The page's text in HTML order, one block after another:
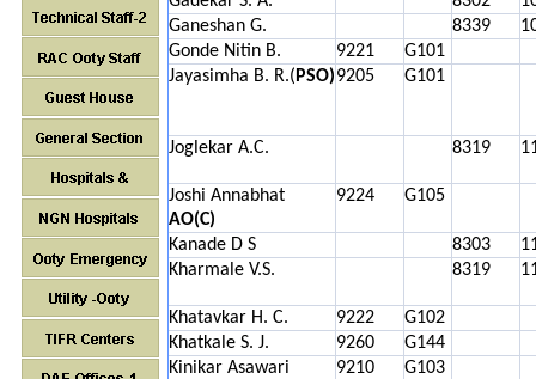
Ganeshan G.
8339
Gonde Nitin B.
9221
G101
Jayasimha B. R.( PSO)9205 G101
Joglekar A.C. 8319
Joshi Annabhat
AO(C)
9224 G105
Kanade D S 8303
Kharmale V.S.
8319
Khatavkar H. C. 9222
G102
Khatkale S. J.
9260
G144
Kinikar Asawari
9210 G103